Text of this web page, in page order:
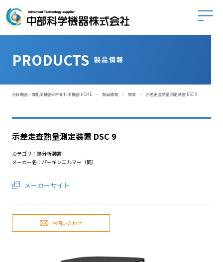
中部科
PRODUCTS 製品情報
分析機器・理化学機器の中部科学機器 HOME - 製品情報 - 製薬 - 示差走査熱量測定装置 DSC 9
示差走査熱量測定装置 DSC 9
カテゴリ：熱分析装置
メーカー名：パーキンエルマー（同）
メーカーサイト
お問い合わせ